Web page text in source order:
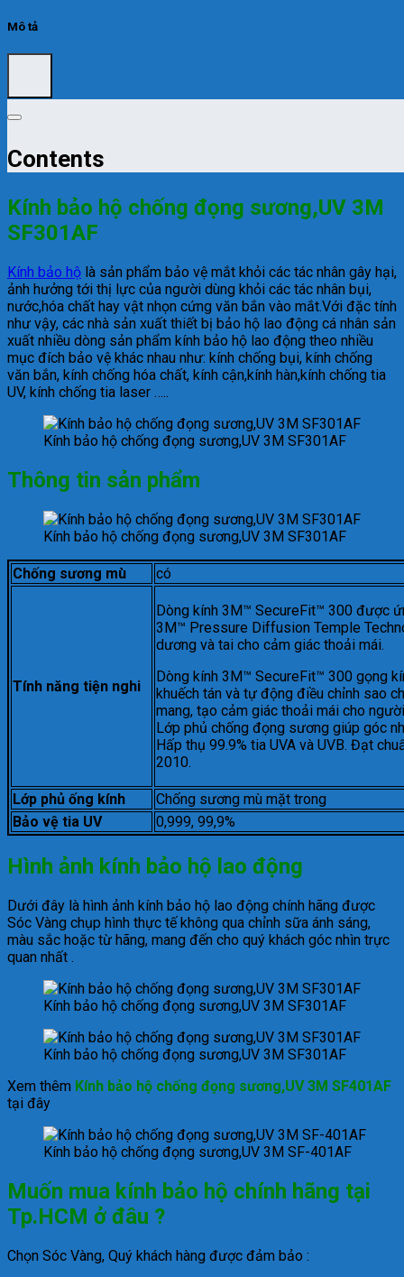
Mô tả
Contents
Kính bảo hộ chống đọng sương,UV 3M
SF301AF
Kính bảo hộ là sản phẩm bảo vệ mắt khỏi các tác nhân gây hại,
ảnh hưởng tới thị lực của người dùng khỏi các tác nhân bụi,
nước,hóa chất hay vật nhọn cứng văn bắn vào mắt.Với đặc tính
như vậy, các nhà sản xuất thiết bị bảo hộ lao động cá nhân sản
xuất nhiều dòng sản phẩm kính bảo hộ lao động theo nhiều
mục đích bảo vệ khác nhau như: kính chống bụi, kính chống
văn bắn, kính chống hóa chất, kính cận,kính hàn,kính chống tia
UV, kính chống tia laser …..
Kính bảo hộ chống đọng sương,UV 3M SF301AF
Thông tin sản phẩm
Kính bảo hộ chống đọng sương,UV 3M SF301AF
Chống sương mù có
Tính năng tiện nghi
Dòng kính 3M™ SecureFit™ 300 được
3M™ Pressure Diffusion Temple
dương và tai cho cảm giác thoải mái.
Dòng kính 3M™ SecureFit™ 300 gọng
khuếch tán và tự động điều chỉnh sao
mang, tạo cảm giác thoải mái cho
Lớp phủ chống đọng sương giúp góc
Hấp thụ 99.9% tia UVA và UVB. Đạt
2010.
Lớp phủ ống kính
Chống sương mù mặt trong
Bảo vệ tia UV
0,999, 99,9%
Hình ảnh kính bảo hộ lao động
Dưới đây là hình ảnh kính bảo hộ lao động chính hãng được
Sóc Vàng chụp hình thực tế không qua chỉnh sữa ánh sáng,
màu sắc hoặc từ hãng, mang đến cho quý khách góc nhìn trực
quan nhất .
Kính bảo hộ chống đọng sương,UV 3M SF301AF
Kính bảo hộ chống đọng sương,UV 3M SF301AF
Xem thêm Kính bảo hộ chống đọng sương,UV 3M SF401AF
tại đây
Kính bảo hộ chống đọng sương,UV 3M SF-401AF
Muốn mua kính bảo hộ chính hãng tại
Tp.HCM ở đâu ?
Chọn Sóc Vàng, Quý khách hàng được đảm bảo :